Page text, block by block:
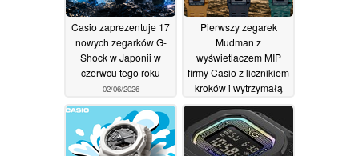
Casio zaprezentuje 17
nowych zegarków G-
Shock w Japonii w
czerwcu tego roku
02/06/2026
Pierwszy zegarek
Mudman z
wyświetlaczem MIP
firmy Casio z licznikiem
kroków i wytrzymałą
konstrukcją30/05/2026